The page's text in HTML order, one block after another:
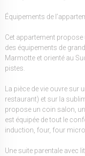
Équipements de
Cet appartement
des équipements de
Marmotte et orienté au
pistes.
La pièce de vie ouvre
restaurant) et sur la
propose un coin salon,
est équipée de tout le
induction, four, four
Une suite parentale avec